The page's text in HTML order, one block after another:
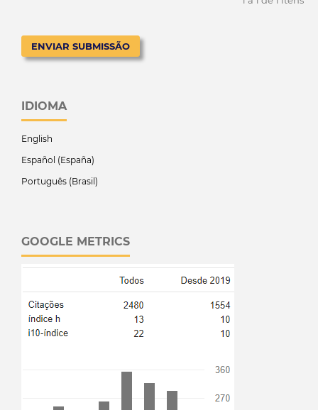
ENVIAR SUBMISSÃO
IDIOMA
English
Español (España)
Português (Brasil)
GOOGLE METRICS